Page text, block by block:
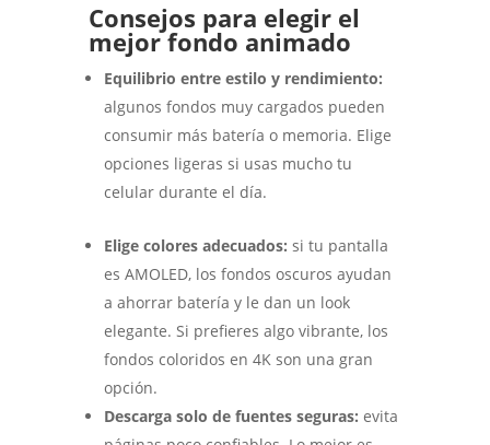
Consejos para elegir el
mejor fondo animado
Equilibrio entre estilo y rendimiento:
algunos fondos muy cargados pueden
consumir más batería o memoria. Elige
opciones ligeras si usas mucho tu
celular durante el día.
Elige colores adecuados: si tu pantalla
es AMOLED, los fondos oscuros ayudan
a ahorrar batería y le dan un look
elegante. Si prefieres algo vibrante, los
fondos coloridos en 4K son una gran
opción.
Descarga solo de fuentes seguras: evita